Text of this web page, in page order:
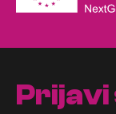
Prijavi